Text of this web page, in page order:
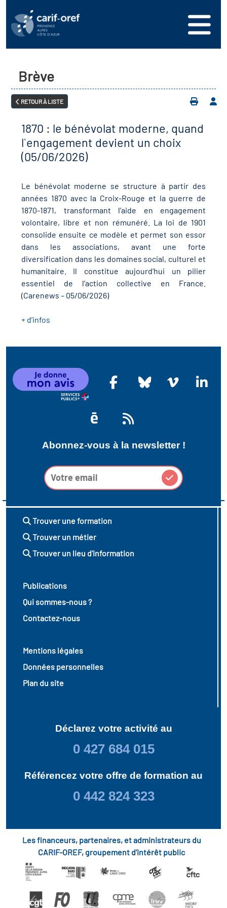
formation
de l'offre de
en région
en santé et sécurité au
les métiers
clés métiers et
des territoires
Partenariale de la
(OPC)
Régional d’Observation
des métiers en
des transitions
de l'Economie
emploi-formation
des secteurs(en
construction)
connecter
votre offre de
Brève
RETOUR À LISTE
1870 : le bénévolat moderne, quand
l`engagement devient un choix
(05/06/2026)
Le bénévolat moderne se structure à partir des
années 1870 avec la Croix-Rouge et la guerre de
1870-1871, transformant l’aide en engagement
volontaire, libre et non rémunéré. La loi de 1901
consolide ensuite ce modèle et permet son essor
dans les associations, avant une forte
diversification dans les domaines social, culturel et
humanitaire. Il constitue aujourd’hui un pilier
essentiel de l’action collective en France.
(Carenews – 05/06/2026)
+ d’infos
Abonnez-vous à la newsletter !
Trouver une formation
Trouver un métier
Trouver un lieu d'information
Publications
Qui sommes-nous ?
Contactez-nous
Mentions légales
Données personnelles
Plan du site
Déclarez votre activité au
0 427 684 015
Référencez votre offre de formation au
0 442 824 323
Les financeurs, partenaires, et administrateurs du
CARIF-OREF, groupement d'intérêt public